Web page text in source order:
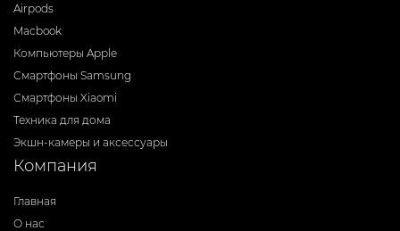
Airpods
Macbook
Компьютеры Apple
Смартфоны Samsung
Смартфоны Xiaomi
Техника для дома
Экшн-камеры и аксессуары
Компания
Главная
О нас